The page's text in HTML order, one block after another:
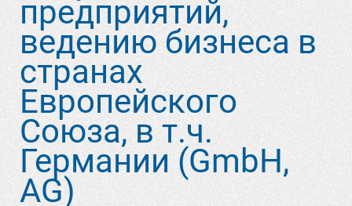
предприятий,
ведению бизнеса в
странах
Европейского
Союза, в т.ч.
Германии (GmbH,
AG)